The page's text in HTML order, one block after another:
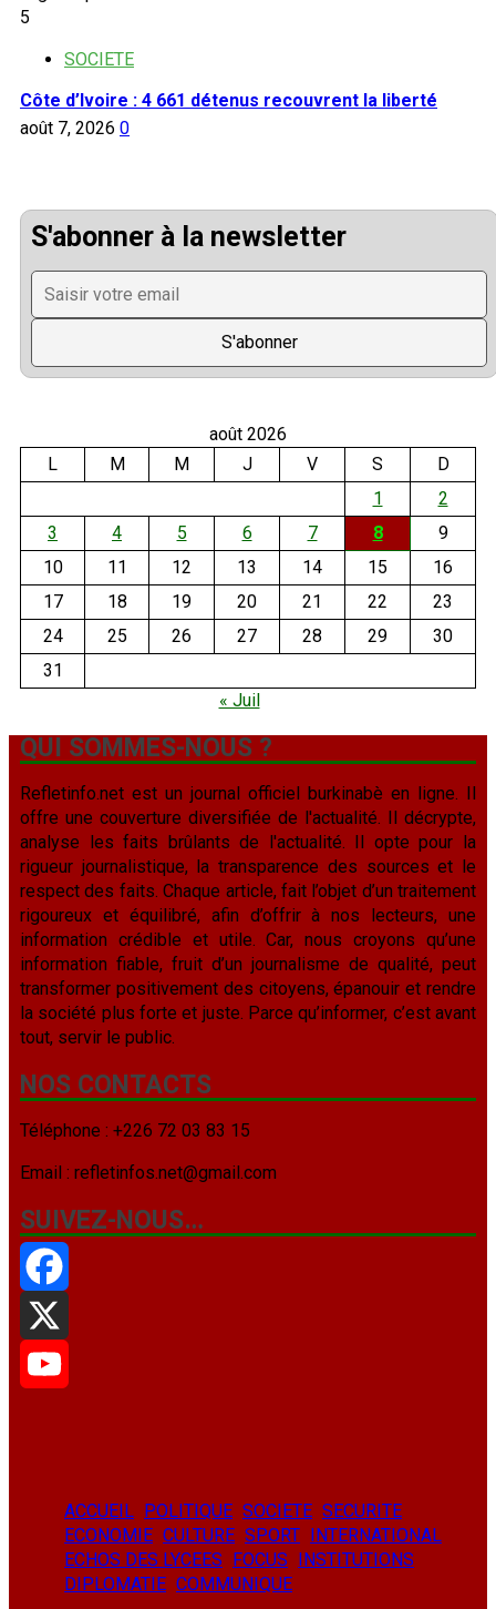
5
SOCIETE
Côte d’Ivoire : 4 661 détenus recouvrent la liberté
août 7, 2026 0
S'abonner à la newsletter
août 2026
L
M M J V S
D
1
2
3
4 5 6 7 8
9
10
11 12 13 14 15
16
17
18 19 20 21 22
23
24
25 26 27 28 29
30
31
« Juil
QUI SOMMES-NOUS ?
Refletinfo.net est un journal officiel burkinabè en ligne. Il
offre une couverture diversifiée de l'actualité. Il décrypte,
analyse les faits brûlants de l'actualité. Il opte pour la
rigueur journalistique, la transparence des sources et le
respect des faits. Chaque article, fait l’objet d’un traitement
rigoureux et équilibré, afin d’offrir à nos lecteurs, une
information crédible et utile. Car, nous croyons qu’une
information fiable, fruit d’un journalisme de qualité, peut
transformer positivement des citoyens, épanouir et rendre
la société plus forte et juste. Parce qu’informer, c’est avant
tout, servir le public.
NOS CONTACTS
Téléphone : +226 72 03 83 15
Email : refletinfos.net@gmail.com
SUIVEZ-NOUS…
Facebook
X
ACCUEIL POLITIQUE SOCIETE SECURITE
ECONOMIE CULTURE SPORT INTERNATIONAL
ECHOS DES LYCEES FOCUS INSTITUTIONS
DIPLOMATIE COMMUNIQUE